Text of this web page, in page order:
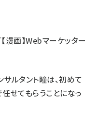
漫画】Webマーケッター
ルタント瞳は、初めて
せてもらうことになっ